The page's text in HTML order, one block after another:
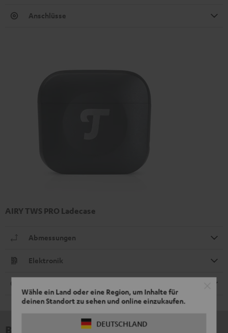
Wähle ein Land oder eine Region, um Inhalte für
deinen Standort zu sehen und online einzukaufen.
DEUTSCHLAND
Anschlüsse
AIRY TWS PRO Ladecase
Abmessungen
Elektronik